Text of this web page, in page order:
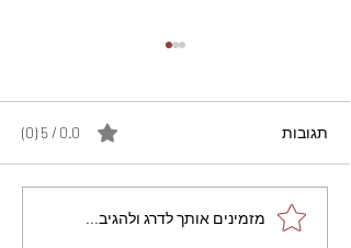
מתכון מנצח עוגת מייפל
תגובות 0.0 / 5 ‏(0)
מזמינים אותך לדרג ולהגיב...